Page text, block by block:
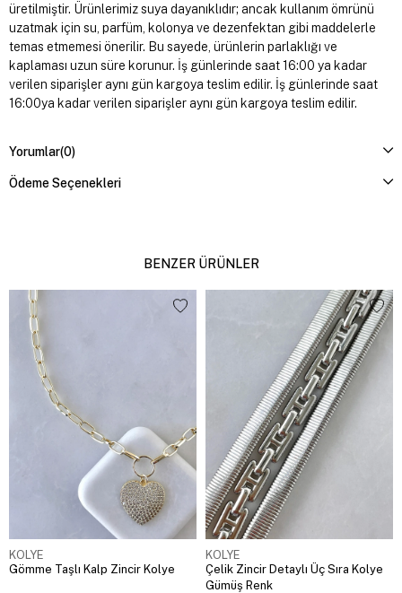
üretilmiştir. Ürünlerimiz suya dayanıklıdır; ancak kullanım ömrünü
uzatmak için su, parfüm, kolonya ve dezenfektan gibi maddelerle
temas etmemesi önerilir. Bu sayede, ürünlerin parlaklığı ve
kaplaması uzun süre korunur. İş günlerinde saat 16:00 ya kadar
verilen siparişler aynı gün kargoya teslim edilir. İş günlerinde saat
16:00ya kadar verilen siparişler aynı gün kargoya teslim edilir.
Yorumlar(0)
Ödeme Seçenekleri
BENZER ÜRÜNLER
KOLYE
Gömme Taşlı Kalp Zincir Kolye
KOLYE
Çelik Zincir Detaylı Üç Sıra Kolye
Gümüş Renk